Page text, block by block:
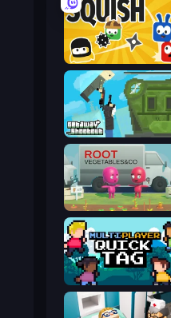
Squish
Getaway Shootout
Root Vegetables & Co
Multiplayer Quick Tag